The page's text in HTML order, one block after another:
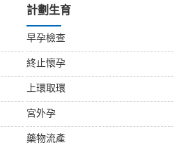
計劃生育
早孕檢查
終止懷孕
上環取環
宮外孕
藥物流產